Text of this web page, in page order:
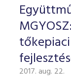
2017. aug. 22.